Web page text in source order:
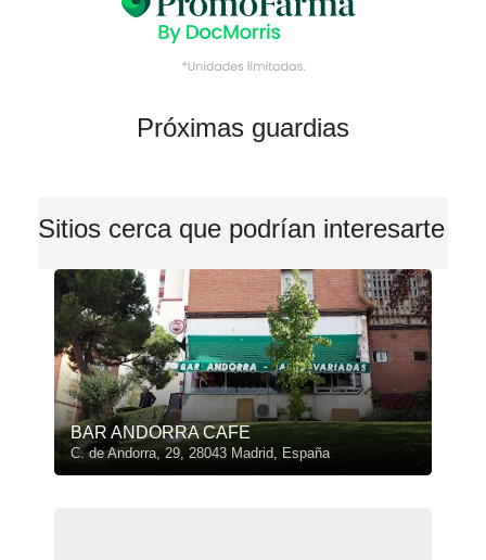
Próximas guardias
Sitios cerca que podrían interesarte
BAR ANDORRA CAFE
C. de Andorra, 29, 28043 Madrid, España